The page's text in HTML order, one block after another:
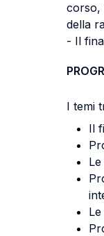
corso,
della
- Il
I temi
Il